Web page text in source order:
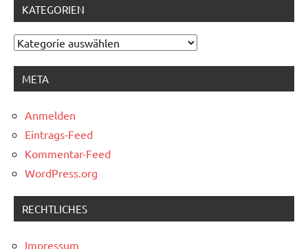
KATEGORIEN
Kategorien
META
Anmelden
Eintrags-Feed
Kommentar-Feed
WordPress.org
RECHTLICHES
Impressum